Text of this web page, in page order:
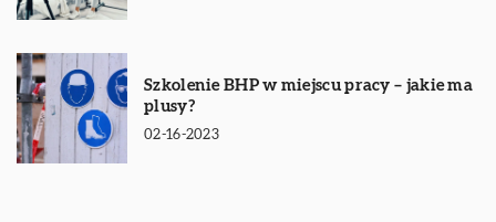
Szkolenie BHP w miejscu pracy – jakie ma
plusy?
02-16-2023